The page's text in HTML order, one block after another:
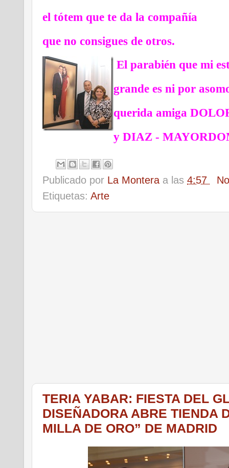
el tótem que te da la compañía
que no consigues de otros.
El parabién que mi
grande es ni por
querida amiga
y DIAZ -
Publicado por La Montera a las 4:57
Etiquetas: Arte
TERIA YABAR: FIESTA DEL
DISEÑADORA ABRE TIENDA
MILLA DE ORO” DE MADRID